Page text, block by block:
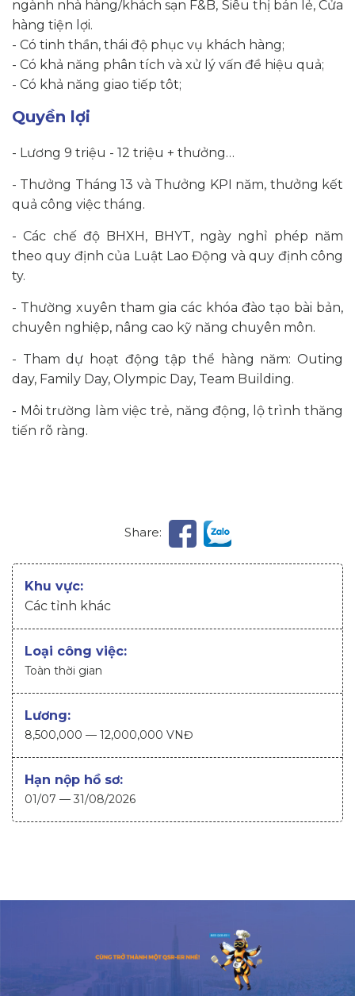
ngành nhà hàng/khách sạn F&B, Siêu thị bán lẻ, Cửa
hàng tiện lợi.
- Có tinh thần, thái độ phục vụ khách hàng;
- Có khả năng phân tích và xử lý vấn đề hiệu quả;
- Có khả năng giao tiếp tôt;
Quyền lợi
- Lương 9 triệu - 12 triệu + thưởng…
- Thưởng Tháng 13 và Thưởng KPI năm, thưởng kết
quả công việc tháng.
- Các chế độ BHXH, BHYT, ngày nghỉ phép năm
theo quy định của Luật Lao Động và quy định công
ty.
- Thường xuyên tham gia các khóa đào tạo bài bản,
chuyên nghiệp, nâng cao kỹ năng chuyên môn.
- Tham dự hoạt động tập thể hàng năm: Outing
day, Family Day, Olympic Day, Team Building.
- Môi trường làm việc trẻ, năng động, lộ trình thăng
tiến rõ ràng.
Share:
Khu vực:
Các tỉnh khác
Loại công việc:
Toàn thời gian
Lương:
8,500,000 — 12,000,000 VNĐ
Hạn nộp hồ sơ:
01/07 — 31/08/2026